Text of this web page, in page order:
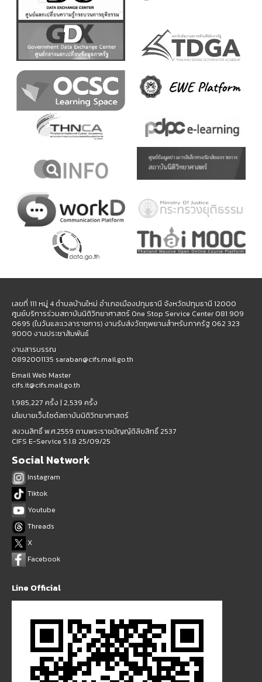
เลขที่ 111 หมู่ 4 ตำบลบ้านใหม่ อำเภอเมืองปทุมธานี จังหวัดปทุมธานี 12000
ศูนย์บริการร่วมสถาบันนิติวิทยาศาสตร์ One Stop Service Center 081 909
0695 (ในวันและเวลาราชการ) งานรับส่งวัตถุพยานสำหรับภาครัฐ 062 323
9000 งานประชาสัมพันธ์
งานสารบรรณ
0892001135 saraban@cifs.mail.go.th
Email Web Master
cifs.it@cifs.mail.go.th
1,985,227 ครั้ง | 2,539 ครั้ง
นโยบายเว็บไซต์สถาบันนิติวิทยาศาสตร์
สงวนสิทธิ์ พ.ศ.2559 ตามพระราชบัญญัติลิขสิทธิ์ 2537
CIFS E-Service 5.1.8 25/09/25
Social Network
Instagram
Tiktok
Youtube
Threads
X
Facebook
Line Official